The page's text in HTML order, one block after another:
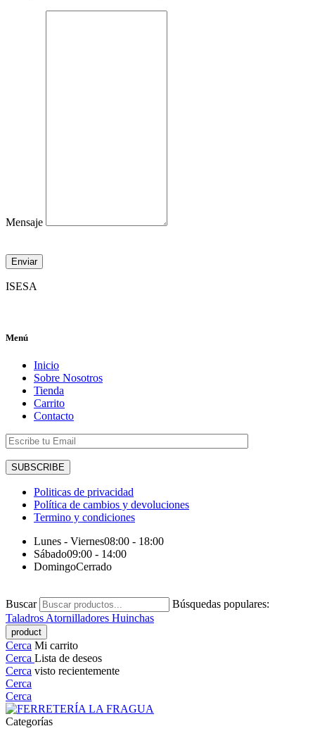
Mensaje
Enviar
ISESA
Menú
Inicio
Sobre Nosotros
Tienda
Carrito
Contacto
Politicas de privacidad
Política de cambios y devoluciones
Termino y condiciones
Lunes - Viernes08:00 - 18:00
Sábado09:00 - 14:00
DomingoCerrado
Buscar
Búsquedas populares:
Taladros Atornilladores Huinchas
Cerca Mi carrito
Cerca Lista de deseos
Cerca visto recientemente
Cerca
Cerca
Categorías